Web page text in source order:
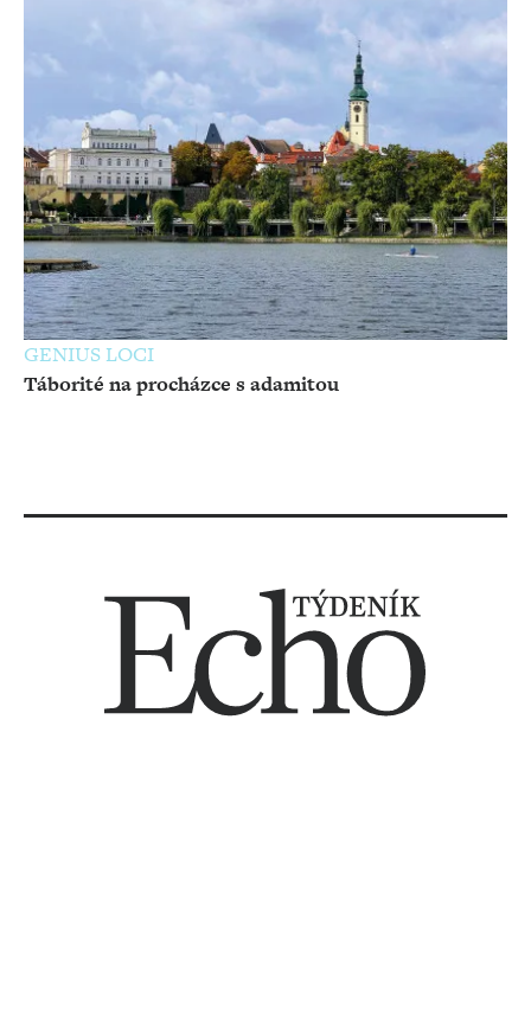
GENIUS LOCI
Táborité na procházce s adamitou